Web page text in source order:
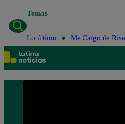
Temas
Lo último Me Caigo de Risa